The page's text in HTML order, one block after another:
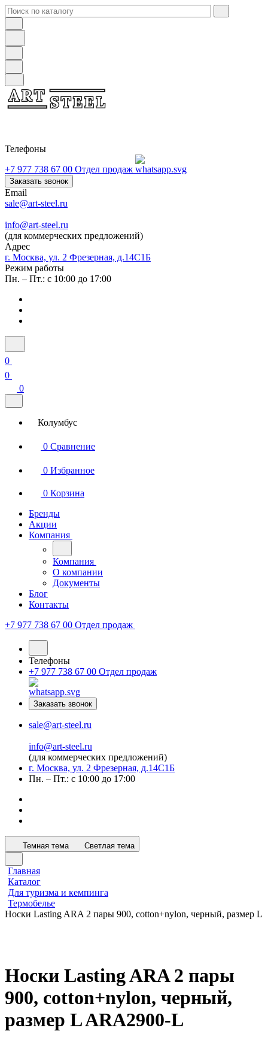
Телефоны
+7 977 738 67 00 Отдел продаж
Заказать звонок
Email
sale@art-steel.ru
info@art-steel.ru
(для коммерческих предложений)
Адрес
г. Москва, ул. 2 Фрезерная, д.14С1Б
Режим работы
Пн. – Пт.: с 10:00 до 17:00
0
0
0
Колумбус
0 Сравнение
0 Избранное
0 Корзина
Бренды
Акции
Компания
Компания
О компании
Документы
Блог
Контакты
+7 977 738 67 00 Отдел продаж
Телефоны
+7 977 738 67 00 Отдел продаж
Заказать звонок
sale@art-steel.ru
info@art-steel.ru
(для коммерческих предложений)
г. Москва, ул. 2 Фрезерная, д.14С1Б
Пн. – Пт.: с 10:00 до 17:00
Темная тема Светлая тема
Главная
Каталог
Для туризма и кемпинга
Термобелье
Носки Lasting ARA 2 пары 900, cotton+nylon, черный, размер L
Носки Lasting ARA 2 пары
900, cotton+nylon, черный,
размер L ARA2900-L